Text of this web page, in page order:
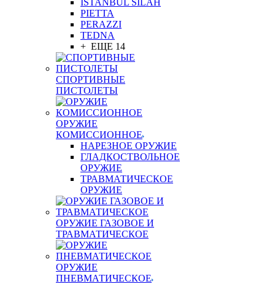
ISTANBUL SILAH
PIETTA
PERAZZI
TEDNA
+ ЕЩЕ 14
СПОРТИВНЫЕ
ПИСТОЛЕТЫ
ОРУЖИЕ
КОМИССИОННОЕ
НАРЕЗНОЕ ОРУЖИЕ
ГЛАДКОСТВОЛЬНОЕ
ОРУЖИЕ
ТРАВМАТИЧЕСКОЕ
ОРУЖИЕ
ОРУЖИЕ ГАЗОВОЕ И
ТРАВМАТИЧЕСКОЕ
ОРУЖИЕ
ПНЕВМАТИЧЕСКОЕ